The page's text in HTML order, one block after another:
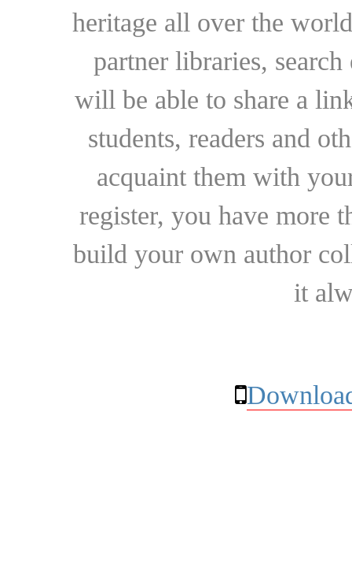
heritage all over the
partner libraries,
will be able to share a
students, readers and
acquaint them with
register, you have more
build your own author
it